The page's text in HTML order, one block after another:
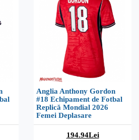
Anglia Anthony Gordon
#18 Echipament de Fotbal
Replică Mondial 2026
Femei Deplasare
194.94Lei